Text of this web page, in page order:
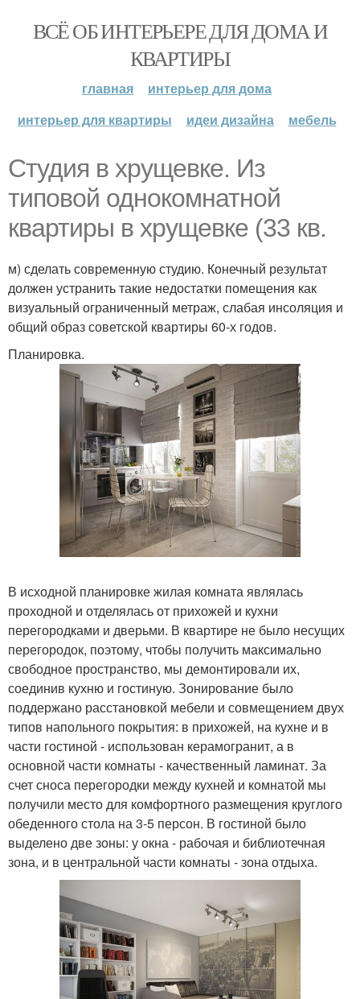
ВСЁ ОБ ИНТЕРЬЕРЕ ДЛЯ ДОМА И
КВАРТИРЫ
главная
интерьер для дома
интерьер для квартиры
идеи дизайна мебель
Студия в хрущевке. Из
типовой однокомнатной
квартиры в хрущевке (33 кв.
м) сделать современную студию. Конечный результат
должен устранить такие недостатки помещения как
визуальный ограниченный метраж, слабая инсоляция и
общий образ советской квартиры 60-х годов.
Планировка.
В исходной планировке жилая комната являлась
проходной и отделялась от прихожей и кухни
перегородками и дверьми. В квартире не было несущих
перегородок, поэтому, чтобы получить максимально
свободное пространство, мы демонтировали их,
соединив кухню и гостиную. Зонирование было
поддержано расстановкой мебели и совмещением двух
типов напольного покрытия: в прихожей, на кухне и в
части гостиной - использован керамогранит, а в
основной части комнаты - качественный ламинат. За
счет сноса перегородки между кухней и комнатой мы
получили место для комфортного размещения круглого
обеденного стола на 3-5 персон. В гостиной было
выделено две зоны: у окна - рабочая и библиотечная
зона, и в центральной части комнаты - зона отдыха.